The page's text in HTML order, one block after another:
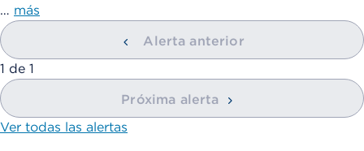
… más
Alerta anterior
mostrando
1 de 1
Próxima alerta
Ver todas las alertas